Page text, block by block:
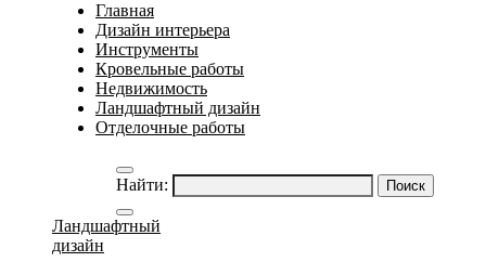
Главная
Дизайн интерьера
Инструменты
Кровельные работы
Недвижимость
Ландшафтный дизайн
Отделочные работы
Найти:
Ландшафтный
дизайн